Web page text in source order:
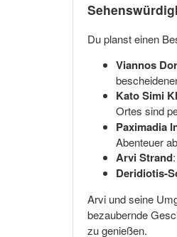
Du planst einen
Viannos
Kato Simi
Ortes sind
Paximadia
Abenteuer
Arvi Strand
Deridiotis-
Arvi und seine
bezaubernde
zu genießen.